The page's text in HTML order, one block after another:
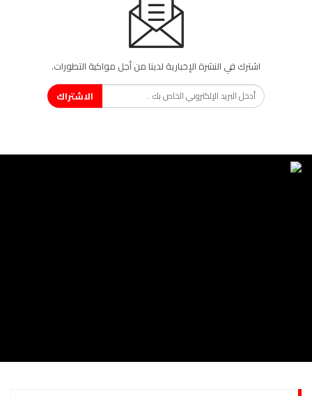
اشترك في النشرة الإخبارية لدينا من أجل مواكبة التطورات.
الاشتراك